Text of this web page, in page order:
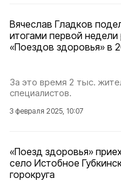
Вячеслав Гладков
итогами первой недели
«Поездов здоровья» в
За это время 2 тыс.
специалистов.
3 февраля 2025, 10:07
«Поезд здоровья»
село Истобное
горокруга